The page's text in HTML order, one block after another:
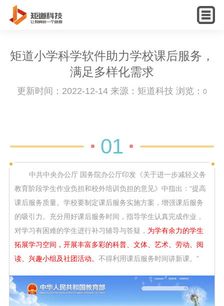
English
矩道小学科学软件助力学校课后服务，
满足多样化需求
更新时间：2022-12-14 来源：矩道科技 浏览： 0
01
中共中央办公厅 国务院办公厅印发《关于进一步减轻义务
教育阶段学生作业负担和校外培训负担的意见》中指出：“提高
课后服务质量。学校要制定课后服务实施方案，增强课后服务
的吸引力。充分用好课后服务时间，指导学生认真完成作业，
对学习有困难的学生进行补习辅导与答疑， 为学有余力的学生
拓展学习空间，开展丰富多彩的科普、文体、艺术、劳动、阅
读、兴趣小组及社团活动。 不得利用课后服务时间讲新课。”